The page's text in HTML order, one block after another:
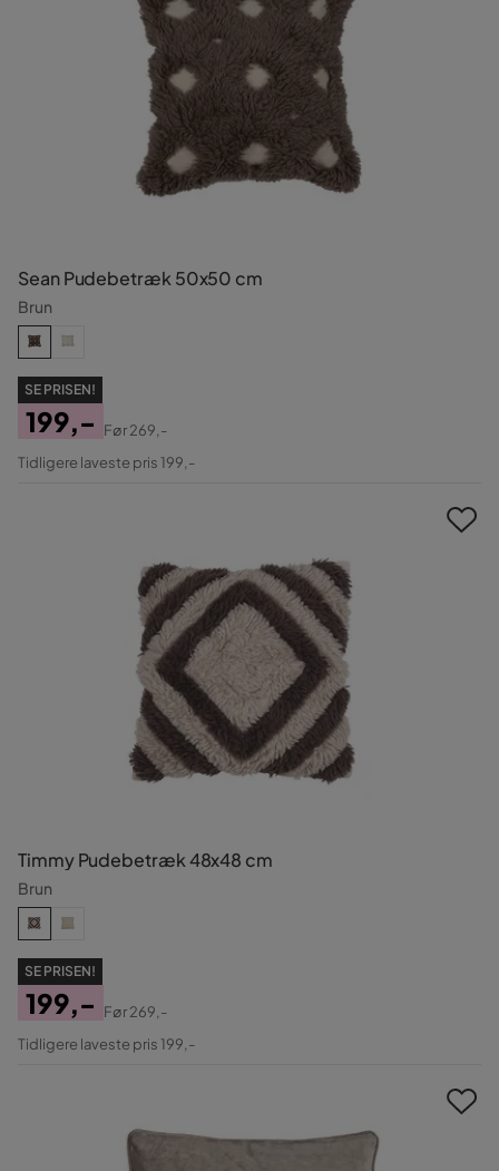
Sean Pudebetræk 50x50 cm
Brun
SE PRISEN!
Pris
199,-
Original
Før269,-
Tidligere laveste pris 199,-
Timmy Pudebetræk 48x48 cm
Brun
SE PRISEN!
Pris
199,-
Original
Før269,-
Tidligere laveste pris 199,-